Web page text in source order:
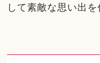
して素敵な思い出